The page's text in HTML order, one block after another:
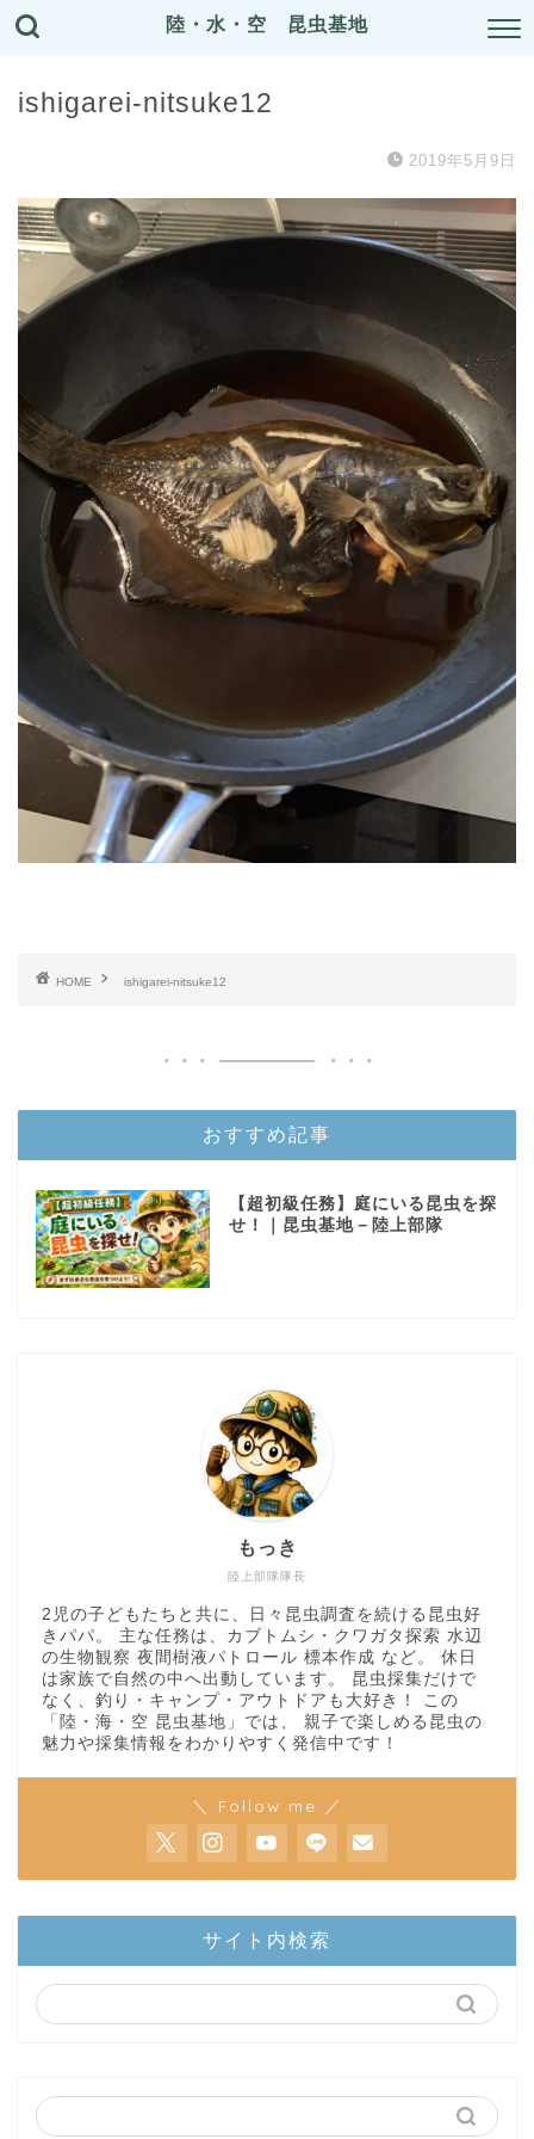
陸・水・空 昆虫基地
ishigarei-nitsuke12
2019年5月9日
HOME ishigarei-nitsuke12
おすすめ記事
【超初級任務】庭にいる昆虫を探
せ！｜昆虫基地－陸上部隊
陸上部隊隊長
もっき
2児の子どもたちと共に、日々昆虫調査を続ける昆虫好
きパパ。 主な任務は、カブトムシ・クワガタ探索 水辺
の生物観察 夜間樹液パトロール 標本作成 など。 休日
は家族で自然の中へ出動しています。 昆虫採集だけで
なく、釣り・キャンプ・アウトドアも大好き！ この
「陸・海・空 昆虫基地」では、 親子で楽しめる昆虫の
魅力や採集情報をわかりやすく発信中です！
＼ Follow me ／
サイト内検索
陸上部隊
世界のカブトムシ